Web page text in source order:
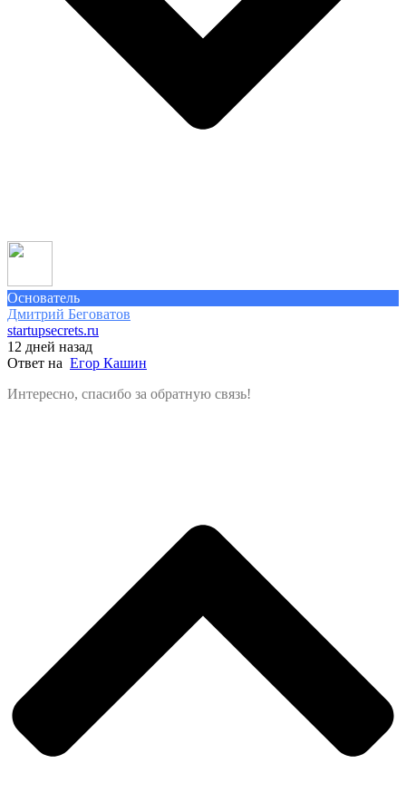
Основатель
Дмитрий Беговатов
startupsecrets.ru
12 дней назад
Ответ на Егор Кашин
Интересно, спасибо за обратную связь!